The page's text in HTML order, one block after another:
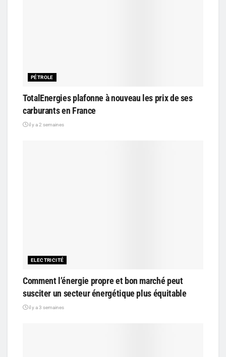
PÉTROLE
TotalEnergies plafonne à nouveau les prix de ses
carburants en France
il y a 2 semaines
ELECTRICITÉ
Comment l’énergie propre et bon marché peut
susciter un secteur énergétique plus équitable
il y a 3 semaines